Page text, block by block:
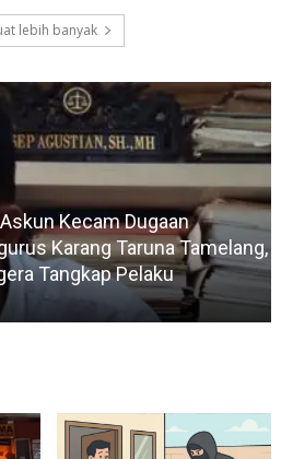
lebih banyak
Kecam Dugaan
Karang Taruna Tamelang,
Tangkap Pelaku